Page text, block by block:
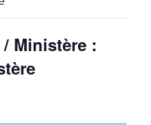
Ministère :